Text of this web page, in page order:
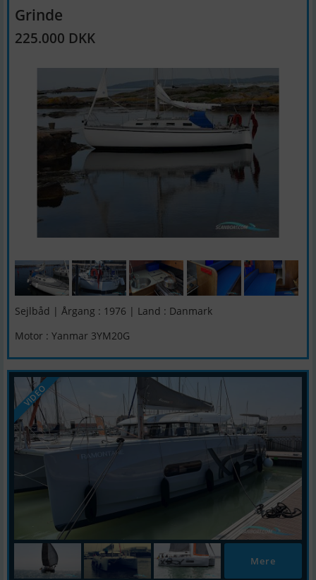
Grinde
225.000 DKK
Sejlbåd | Årgang : 1976 | Land : Danmark
Motor : Yanmar 3YM20G
VIDEO
Mere